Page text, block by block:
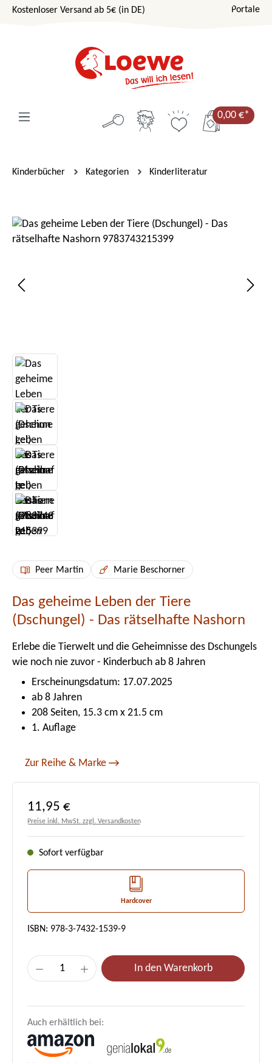
Zum Hauptinhalt springen
Kostenloser Versand ab 5€ (in DE) Portale
0,00 €*
Kinderbücher Kategorien Kinderliteratur
Bildergalerie überspringen
Peer Martin Marie Beschorner
Das geheime Leben der Tiere
(Dschungel) - Das rätselhafte Nashorn
Erlebe die Tierwelt und die Geheimnisse des Dschungels
wie noch nie zuvor - Kinderbuch ab 8 Jahren
Erscheinungsdatum: 17.07.2025
ab 8 Jahren
208 Seiten, 15.3 cm x 21.5 cm
1. Auflage
Zur Reihe & Marke
Regulärer Preis:
11,95 €
Preise inkl. MwSt. zzgl. Versandkosten
Sofort verfügbar
Hardcover
ISBN: 978-3-7432-1539-9
Produkt Anzahl: Gib den gewünschten
In den Warenkorb
Auch erhältlich bei: